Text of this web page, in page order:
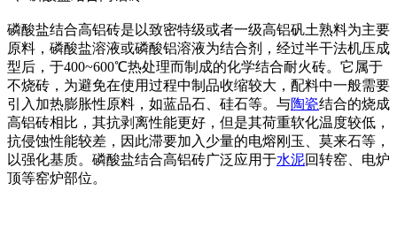
磷酸盐结合高铝砖是以致密特级或者一级高铝矾土熟料为主要
原料，磷酸盐溶液或磷酸铝溶液为结合剂，经过半干法机压成
型后，于400~600℃热处理而制成的化学结合耐火砖。它属于
不烧砖，为避免在使用过程中制品收缩较大，配料中一般需要
引入加热膨胀性原料，如蓝品石、硅石等。与陶瓷结合的烧成
高铝砖相比，其抗剥离性能更好，但是其荷重软化温度较低，
抗侵蚀性能较差，因此滞要加入少量的电熔刚玉、莫来石等，
以强化基质。磷酸盐结合高铝砖广泛应用于水泥回转窑、电炉
顶等窑炉部位。